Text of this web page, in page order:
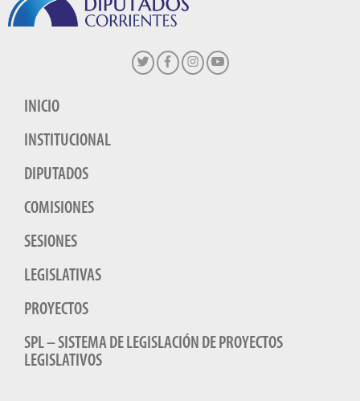
INICIO
INSTITUCIONAL
DIPUTADOS
COMISIONES
SESIONES
LEGISLATIVAS
PROYECTOS
SPL – SISTEMA DE LEGISLACIÓN DE PROYECTOS
LEGISLATIVOS